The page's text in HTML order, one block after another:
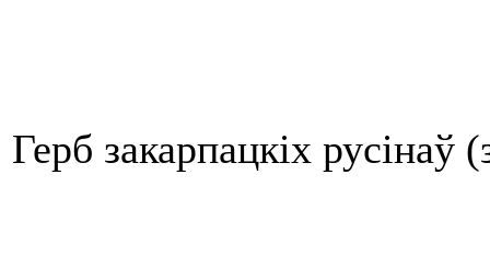
Герб закарпацкіх русінаў